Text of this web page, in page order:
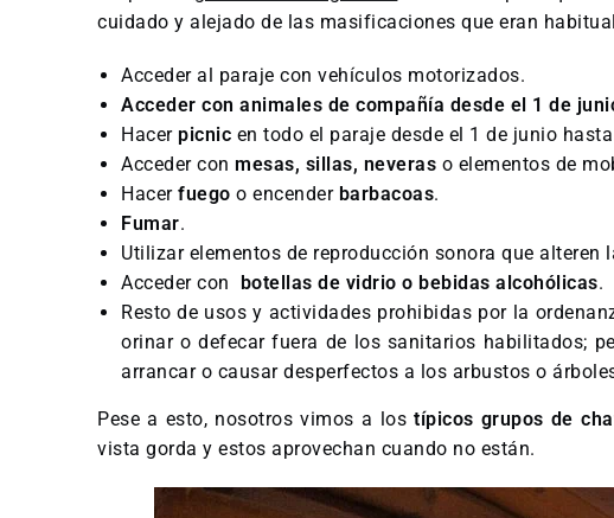
cuidado y alejado de las masificaciones que eran
Acceder al paraje con vehículos motorizados.
Acceder con animales de compañía desde el 1 de
Hacer picnic en todo el paraje desde el 1 de junio
Acceder con mesas, sillas, neveras o elementos de
Hacer fuego o encender barbacoas.
Fumar.
Utilizar elementos de reproducción sonora que alteren
Acceder con botellas de vidrio o bebidas alcohólicas.
Resto de usos y actividades prohibidas por la
orinar o defecar fuera de los sanitarios habilitados;
arrancar o causar desperfectos a los arbustos o
Pese a esto, nosotros vimos a lostípicos grupos de
vista gorda y estos aprovechan cuando no están.